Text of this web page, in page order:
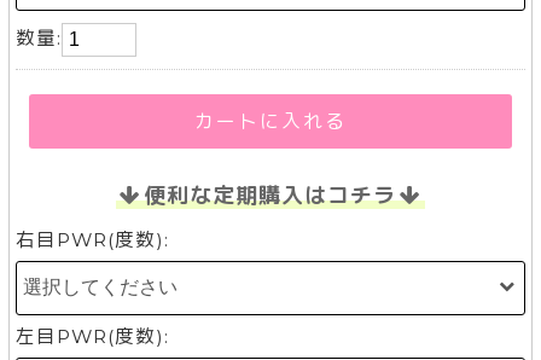
数量:
カートに入れる
便利な定期購入はコチラ
右目PWR(度数):
左目PWR(度数):